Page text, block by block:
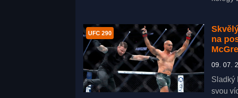
UFC 290
na
09. 07.
Sladký
svou